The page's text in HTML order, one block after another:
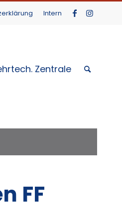
Intern
Zentrale
FF